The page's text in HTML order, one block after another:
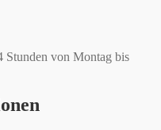
Stunden von Montag bis